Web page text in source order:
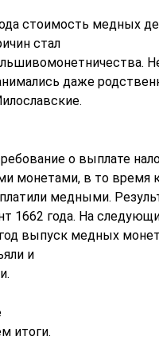
стоимость медных
стал
даже
о выплате
монетами, в то время
медными.
1662 года. На
выпуск медных
и
итоги.